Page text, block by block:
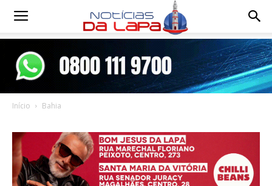
Notícias
Início Bahia